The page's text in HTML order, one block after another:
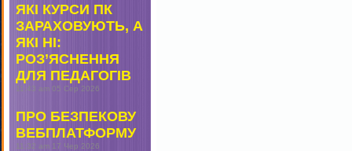
ЯКІ КУРСИ ПК
ЗАРАХОВУЮТЬ, А
ЯКІ НІ:
РОЗ’ЯСНЕННЯ
ДЛЯ ПЕДАГОГІВ
11:43 am 05 Сер 2026
ПРО БЕЗПЕКОВУ
ВЕБПЛАТФОРМУ
11:32 am 17 Чер 2026